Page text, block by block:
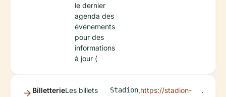
le dernier
agenda des
événements
pour des
informations
à jour (
BilletterieLes billets
Stadion,https://stadion-
.